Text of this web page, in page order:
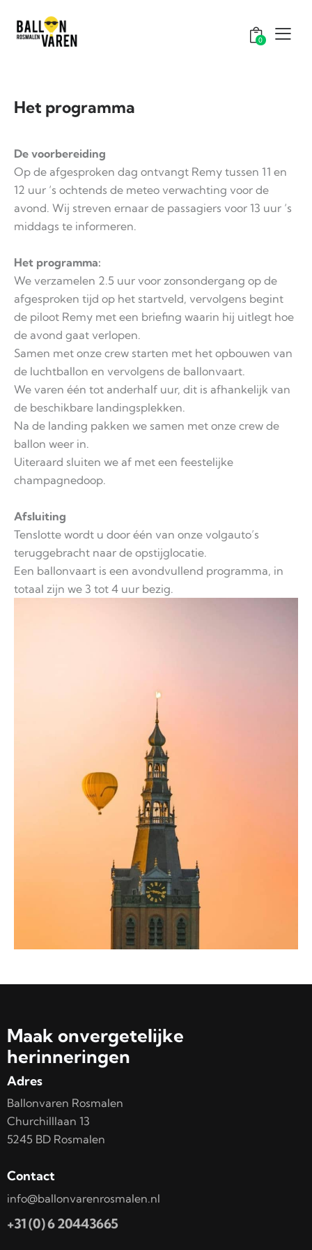
0
Het programma
De voorbereiding
Op de afgesproken dag ontvangt Remy tussen 11 en
12 uur ‘s ochtends de meteo verwachting voor de
avond. Wij streven ernaar de passagiers voor 13 uur ‘s
middags te informeren.
Het programma:
We verzamelen 2.5 uur voor zonsondergang op de
afgesproken tijd op het startveld, vervolgens begint
de piloot Remy met een briefing waarin hij uitlegt hoe
de avond gaat verlopen.
Samen met onze crew starten met het opbouwen van
de luchtballon en vervolgens de ballonvaart.
We varen één tot anderhalf uur, dit is afhankelijk van
de beschikbare landingsplekken.
Na de landing pakken we samen met onze crew de
ballon weer in.
Uiteraard sluiten we af met een feestelijke
champagnedoop.
Afsluiting
Tenslotte wordt u door één van onze volgauto’s
teruggebracht naar de opstijglocatie.
Een ballonvaart is een avondvullend programma, in
totaal zijn we 3 tot 4 uur bezig.
Maak onvergetelijke
herinneringen
Adres
Ballonvaren Rosmalen
Churchilllaan 13
5245 BD Rosmalen
Contact
info@ballonvarenrosmalen.nl
+31 (0) 6 20443665